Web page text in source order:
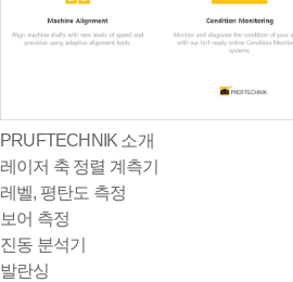
PRUFTECHNIK 소개
레이저 축 정렬 계측기
레벨, 평탄도 측정
보어 측정
진동 분석기
발란싱